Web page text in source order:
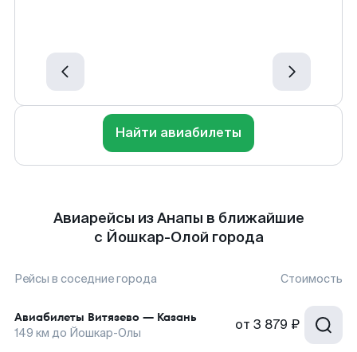
Найти авиабилеты
Авиарейсы из Анапы в ближайшие
с Йошкар-Олой города
Рейсы в соседние города Стоимость
Авиабилеты Витязево — Казань
149 км до Йошкар-Олы от 3 879 ₽